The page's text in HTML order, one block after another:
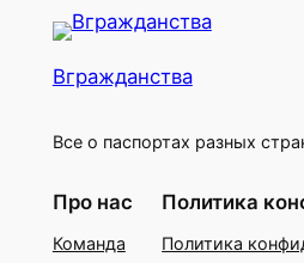
Вгражданства
Все о паспортах разных
Про нас
Команда
Политика
Политика